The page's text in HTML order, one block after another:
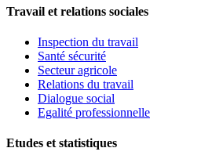
Travail et relations sociales
Inspection du travail
Santé sécurité
Secteur agricole
Relations du travail
Dialogue social
Egalité professionnelle
Etudes et statistiques